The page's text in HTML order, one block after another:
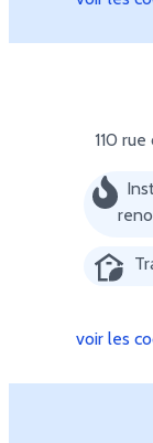
110
voir les